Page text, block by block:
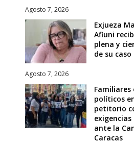
Agosto 7, 2026
Exjueza
Afiuni
plena y
de su caso
Agosto 7, 2026
Familiares
políticos
petitorio
ante la
Caracas